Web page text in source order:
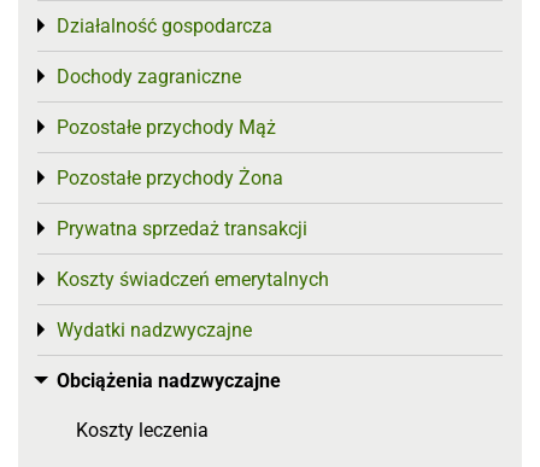
Działalność gospodarcza
Toggle menu
Dochody zagraniczne
Toggle menu
Pozostałe przychody Mąż
Toggle menu
Pozostałe przychody Żona
Toggle menu
Prywatna sprzedaż transakcji
Toggle menu
Koszty świadczeń emerytalnych
Toggle menu
Wydatki nadzwyczajne
Toggle menu
Obciążenia nadzwyczajne
Toggle menu
Koszty leczenia